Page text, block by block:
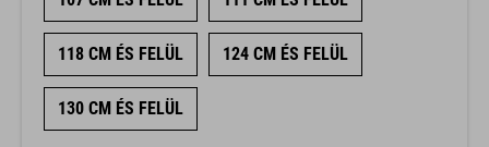
118 CM ÉS FELÜL 124 CM ÉS FELÜL
130 CM ÉS FELÜL